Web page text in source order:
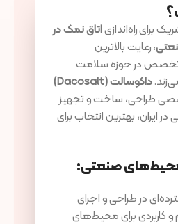
برای راه‌اندازیاتاق نمک در
، رعایت بالاترین
و تخصص در حوزه سلامت
داکوسالت(Dacosalt)
طراحی، ساخت و تجهیز
ایران، بهترین انتخاب برای
صنعتی:
در طراحی و اجرای
کاربردی برای محیط‌های